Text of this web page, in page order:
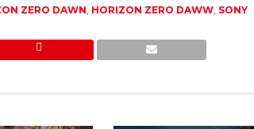
ZERO DAWN HORIZON ZERO DAWW SONY